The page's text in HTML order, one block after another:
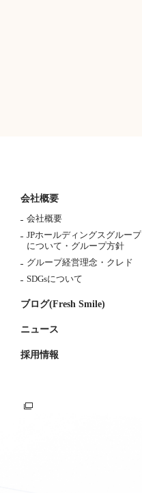
会社概要
会社概要
JPホールディングスグループ
について・ グループ方針
グループ経営理念・クレド
SDGsについて
ブログ(Fresh Smile)
ニュース
採用情報